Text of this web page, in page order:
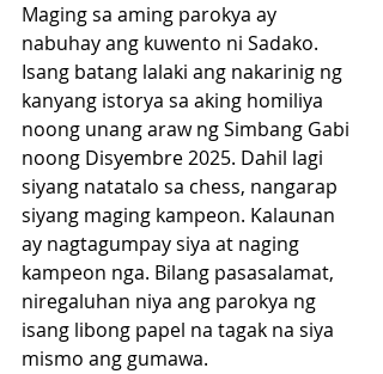
Maging sa aming parokya ay
nabuhay ang kuwento ni Sadako.
Isang batang lalaki ang nakarinig ng
kanyang istorya sa aking homiliya
noong unang araw ng Simbang Gabi
noong Disyembre 2025. Dahil lagi
siyang natatalo sa chess, nangarap
siyang maging kampeon. Kalaunan
ay nagtagumpay siya at naging
kampeon nga. Bilang pasasalamat,
niregaluhan niya ang parokya ng
isang libong papel na tagak na siya
mismo ang gumawa.